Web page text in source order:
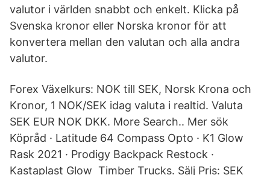
valutor i världen snabbt och enkelt. Klicka på
Svenska kronor eller Norska kronor för att
konvertera mellan den valutan och alla andra
valutor.
Forex Växelkurs: NOK till SEK, Norsk Krona och
Kronor, 1 NOK/SEK idag valuta i realtid. Valuta
SEK EUR NOK DKK. More Search.. Mer sök
Köpråd · Latitude 64 Compass Opto · K1 Glow
Rask 2021 · Prodigy Backpack Restock ·
Kastaplast Glow Timber Trucks. Sälj Pris: SEK